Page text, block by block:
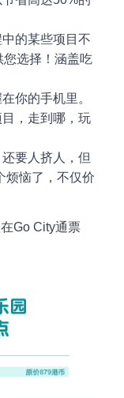
的某些项目不
选择！涵盖吃
你的手机里。
，走到哪，玩
要人挤人，但
烦恼了，不仅价
Go City通票